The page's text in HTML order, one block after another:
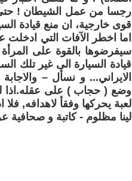
رجسا من عمل الشيطان !
قوى خارجية، ان منع قيادة
اما اخطر الآفات التي
سيفرضوها بالقوة على
قيادة السيارة الى غير تلك
الايراني... و نسأل –
وضع ( حجاب ) على عقله.اذا
لعبة يحركها وفقأ لاهدافه,
لينا مظلوم - كاتبة و صحافية